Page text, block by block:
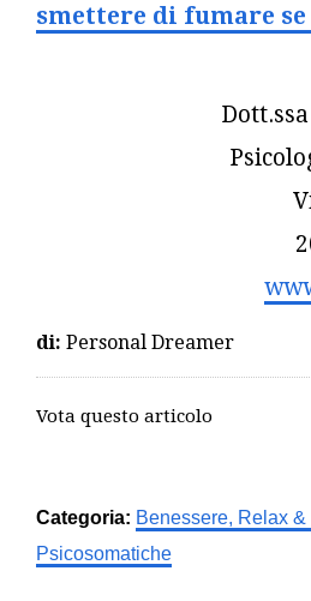
smettere di fumare
di: Personal Dreamer
Vota questo articolo
Categoria: Benessere, Relax
Psicosomatiche